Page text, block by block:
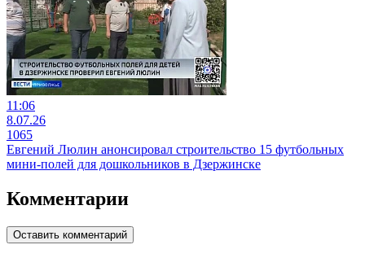
11:06
8.07.26
1065
Евгений Люлин анонсировал строительство 15 футбольных
мини-полей для дошкольников в Дзержинске
Комментарии
Оставить комментарий